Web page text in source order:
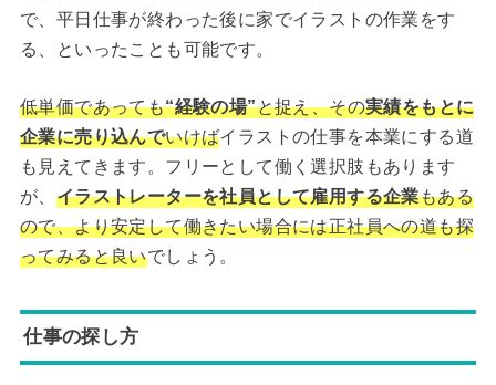
で、平日仕事が終わった後に家でイラストの作業をす
る、といったことも可能です。
低単価であっても“経験の場”と捉え、その実績をもとに
企業に売り込んでいけばイラストの仕事を本業にする道
も見えてきます。フリーとして働く選択肢もあります
が、 イラストレーターを社員として雇用する企業もある
ので、より安定して働きたい場合には正社員への道も探
ってみると良いでしょう。
仕事の探し方